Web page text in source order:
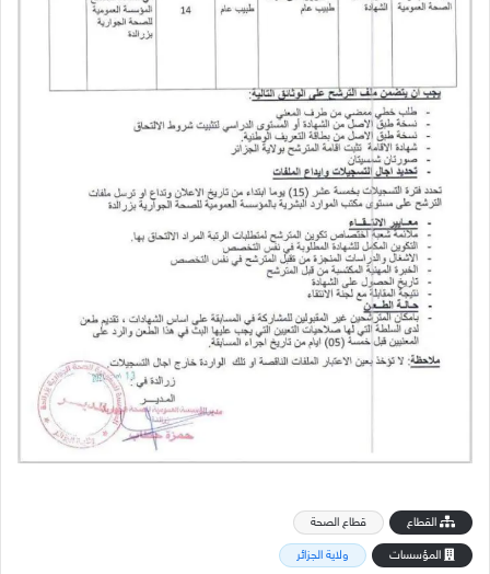
القطاع
قطاع الصحة
المؤسسات
ولاية الجزائر